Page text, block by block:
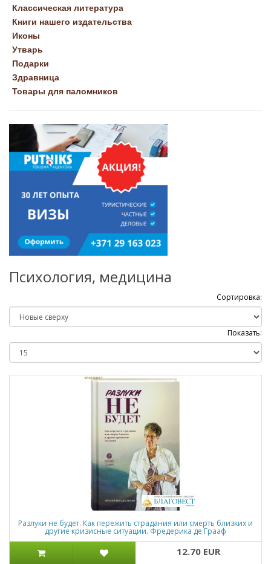
Классическая литература
Книги нашего издательства
Иконы
Утварь
Подарки
Здравница
Товары для паломников
Психология, медицина
Сортировка:
Показать:
Разлуки не будет. Как пережить страдания или смерть близких и
другие кризисные ситуации. Фредерика де Грааф
12.70 EUR